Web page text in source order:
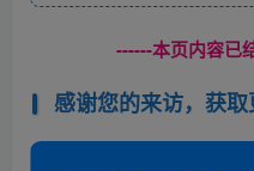
------本页内容已
感谢您的来访，获取